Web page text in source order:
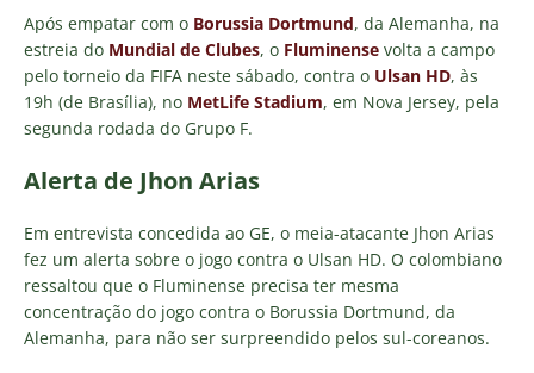
Após empatar com o Borussia Dortmund, da Alemanha, na
estreia do Mundial de Clubes, o Fluminense volta a campo
pelo torneio da FIFA neste sábado, contra o Ulsan HD, às
19h (de Brasília), no MetLife Stadium, em Nova Jersey, pela
segunda rodada do Grupo F.
Alerta de Jhon Arias
Em entrevista concedida ao GE, o meia-atacante Jhon Arias
fez um alerta sobre o jogo contra o Ulsan HD. O colombiano
ressaltou que o Fluminense precisa ter mesma
concentração do jogo contra o Borussia Dortmund, da
Alemanha, para não ser surpreendido pelos sul-coreanos.